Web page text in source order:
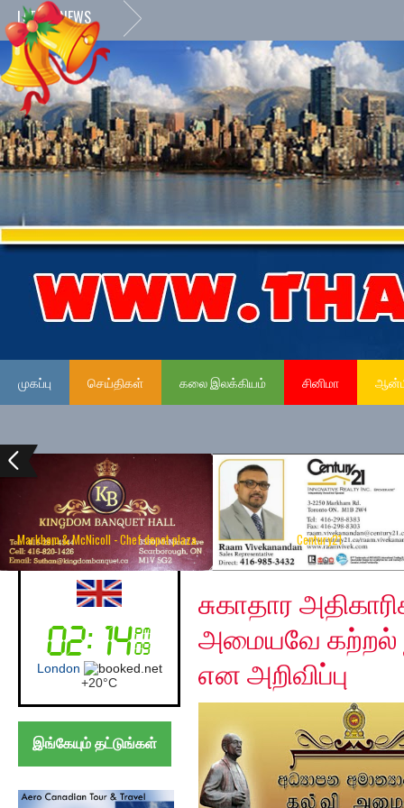
LATEST NEWS
முகப்பு செய்திகள் கலை இலக்கியம் சினிமா
Markham & McNicoll - Chef depot plaza Century21
Australia (Sydney)
Sydney
+17°C
இங்கேயும் தட்டுங்கள்
Friday, April 10, 2020
சுகாதார
அமையவே கற்றல்
என அறிவிப்பு